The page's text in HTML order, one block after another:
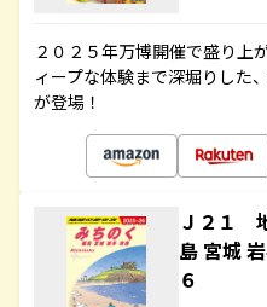
２０２５年万博開催で盛り上
ィープな体験まで深堀りした
が登場！
Ｊ２１
島 宮城
６